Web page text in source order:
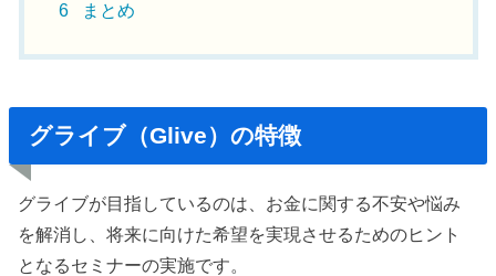
6 まとめ
グライブ（Glive）の特徴
グライブが目指しているのは、お金に関する不安や悩み
を解消し、将来に向けた希望を実現させるためのヒント
となるセミナーの実施です。